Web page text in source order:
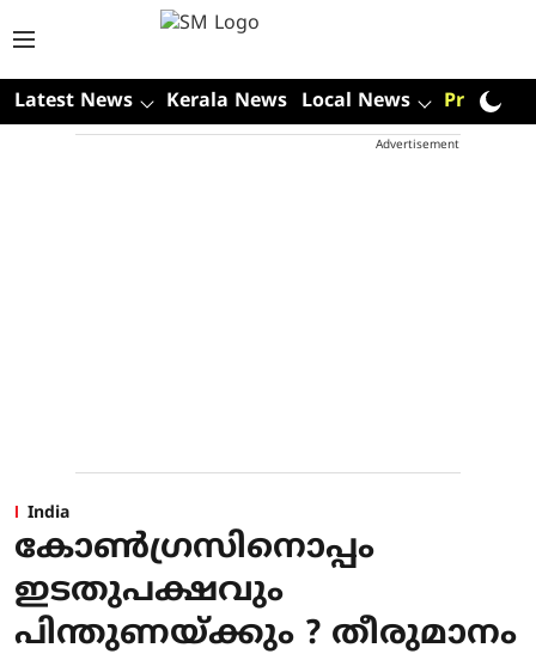
Latest News Kerala News Local News Premium
Advertisement
India
കോൺ​ഗ്രസിനൊപ്പം
ഇടതുപക്ഷവും
പിന്തുണയ്ക്കും ? തീരുമാനം